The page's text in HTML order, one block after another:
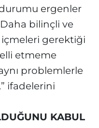
durumu ergenler
bilinçli ve
içmeleri gerektiği
etmeme
problemlerle
ifadelerini
KABUL